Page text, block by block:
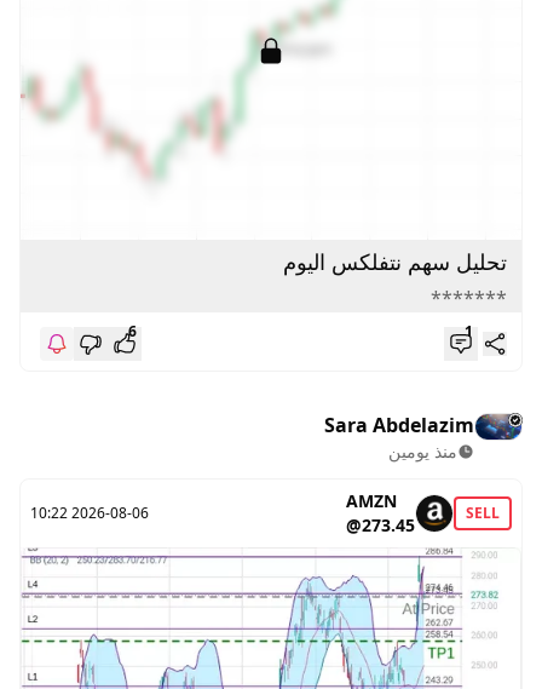
تحليل سهم نتفلكس اليوم
*******
1
6
Sara Abdelazim
منذ يومين
SELL
AMZN
@273.45
2026-08-06 10:22